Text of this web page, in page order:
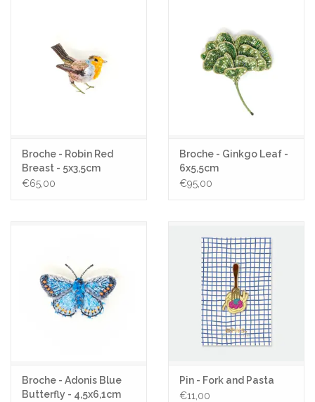
Broche - Robin Red
Breast - 5x3,5cm
€65,00
Broche - Ginkgo Leaf -
6x5,5cm
€95,00
Broche - Adonis Blue
Butterfly - 4,5x6,1cm
Pin - Fork and Pasta
€11,00